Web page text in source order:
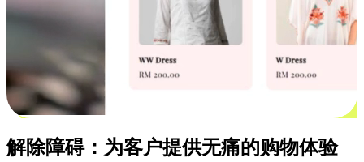
解除障碍：为客户提供无痛的购物体验